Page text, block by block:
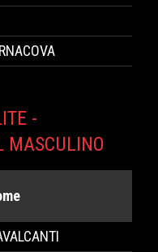
-
MASCULINO